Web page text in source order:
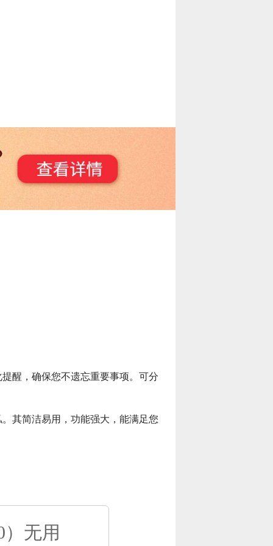
醒，确保您不遗忘重要事项。可分
其简洁易用，功能强大，能满足您
）无用